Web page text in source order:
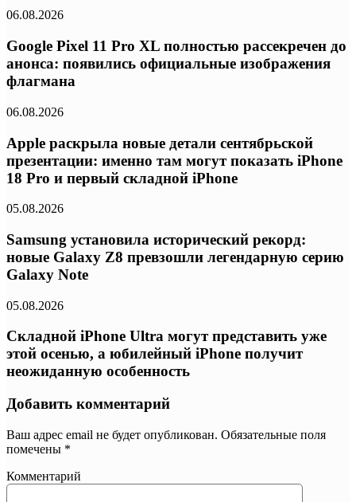
06.08.2026
Google Pixel 11 Pro XL полностью рассекречен до
анонса: появились официальные изображения
флагмана
06.08.2026
Apple раскрыла новые детали сентябрьской
презентации: именно там могут показать iPhone
18 Pro и первый складной iPhone
05.08.2026
Samsung установила исторический рекорд:
новые Galaxy Z8 превзошли легендарную серию
Galaxy Note
05.08.2026
Складной iPhone Ultra могут представить уже
этой осенью, а юбилейный iPhone получит
неожиданную особенность
Добавить комментарий
Ваш адрес email не будет опубликован. Обязательные поля
помечены *
Комментарий